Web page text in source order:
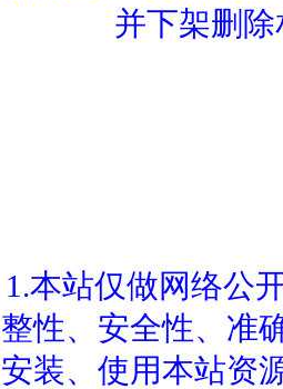
并下架删
1.本站仅做网络公
整性、安全性、准
安装、使用本站资